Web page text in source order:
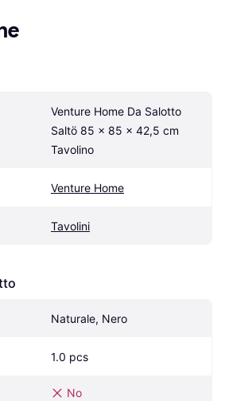
Venture Home Da Salotto
Saltö 85 x 85 x 42,5 cm
Tavolino
Venture Home
Tavolini
Naturale, Nero
1.0 pcs
No